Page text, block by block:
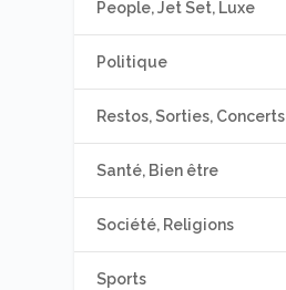
People, Jet Set, Luxe
Politique
Restos, Sorties, Concerts
Santé, Bien être
Société, Religions
Sports